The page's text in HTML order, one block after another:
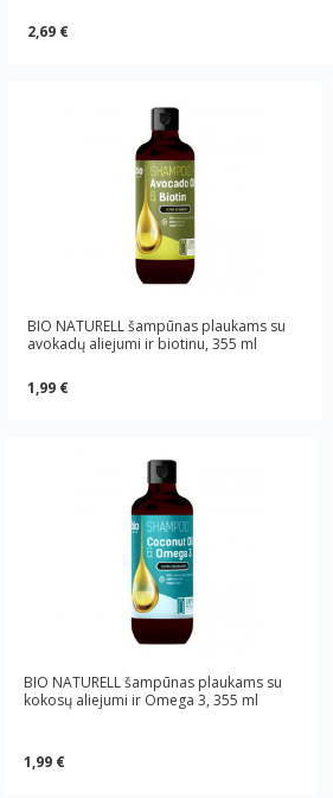
2,69 €
BIO NATURELL šampūnas plaukams su
avokadų aliejumi ir biotinu, 355 ml
1,99 €
BIO NATURELL šampūnas plaukams su
kokosų aliejumi ir Omega 3, 355 ml
1,99 €